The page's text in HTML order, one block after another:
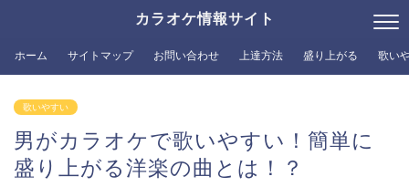
カラオケ情報サイト
ホーム サイトマップ お問い合わせ 上達方法 盛り上がる 歌い
歌いやすい
男がカラオケで歌いやすい！簡単に
盛り上がる洋楽の曲とは！？